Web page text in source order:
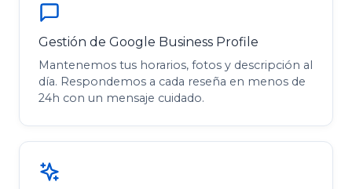
Gestión de Google Business Profile
Mantenemos tus horarios, fotos y descripción al
día. Respondemos a cada reseña en menos de
24h con un mensaje cuidado.